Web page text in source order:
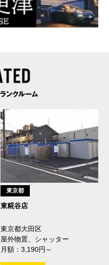
東京都
東糀谷店
東京都大田区
屋外物置、シャッター
月額：3,190円～